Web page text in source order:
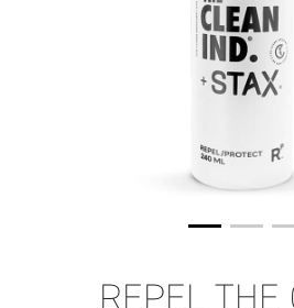
REPEL THE